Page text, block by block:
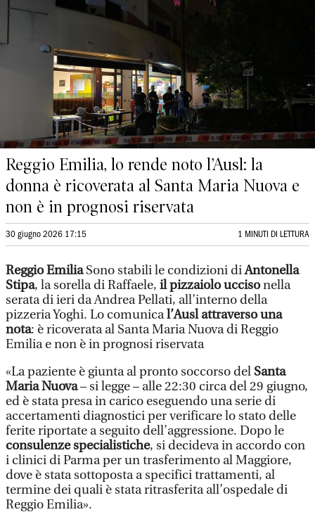
Reggio Emilia, lo rende noto l’Ausl: la
donna è ricoverata al Santa Maria Nuova e
non è in prognosi riservata
30 giugno 2026 17:15 1 MINUTI DI LETTURA
Reggio EmiliaSono stabili le condizioni diAntonella
Stipa, la sorella di Raffaele, il pizzaiolo uccisonella
serata di ieri da Andrea Pellati, all’interno della
pizzeria Yoghi. Lo comunical’Ausl attraverso una
nota: è ricoverata al Santa Maria Nuova di Reggio
Emilia e non è in prognosi riservata
«La paziente è giunta al pronto soccorso del Santa
Maria Nuova– si legge – alle 22:30 circa del 29 giugno,
ed è stata presa in carico eseguendo una serie di
accertamenti diagnostici per verificare lo stato delle
ferite riportate a seguito dell’aggressione. Dopo le
consulenze specialistiche, si decideva in accordo con
i clinici di Parma per un trasferimento al Maggiore,
dove è stata sottoposta a specifici trattamenti, al
termine dei quali è stata ritrasferita all’ospedale di
Reggio Emilia».